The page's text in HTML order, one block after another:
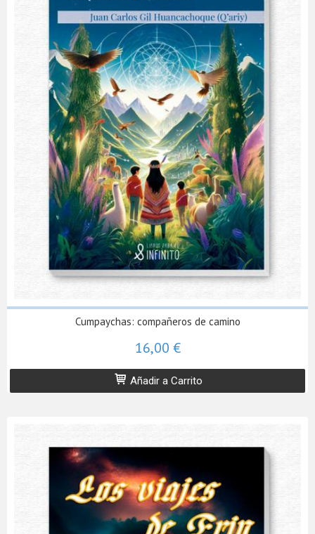
Cumpaychas: compañeros de camino
16,00 €
Añadir a Carrito